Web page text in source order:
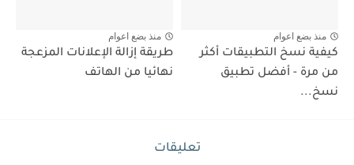
منذ بضع اعوام
كيفية نسخ التطبيقات أكثر
من مرة - أفضل تطبيق
نسخ...
منذ بضع اعوام
طريقة إزالة الإعلانات المزعجة
نهائيا من الهاتف
تعليقات